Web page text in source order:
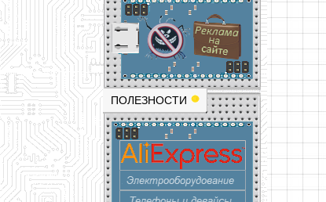
ПОЛЕЗНОСТИ